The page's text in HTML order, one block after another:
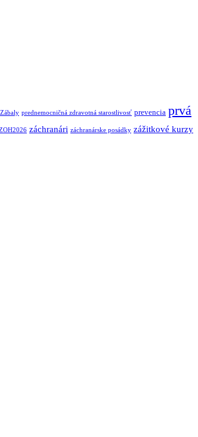
prednemocničná zdravotná starostlivosť prevencia prvá
záchranári záchranárske posádky zážitkové kurzy